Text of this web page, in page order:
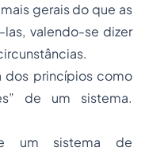
gerais do que as
valendo-se dizer
dos princípios como
de um sistema.
um sistema de